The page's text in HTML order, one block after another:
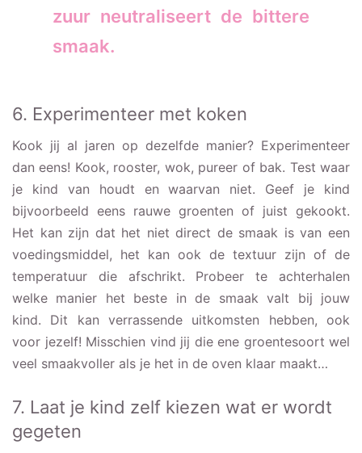
zuur neutraliseert de bittere
smaak.
6. Experimenteer met koken
Kook jij al jaren op dezelfde manier? Experimenteer
dan eens! Kook, rooster, wok, pureer of bak. Test waar
je kind van houdt en waarvan niet. Geef je kind
bijvoorbeeld eens rauwe groenten of juist gekookt.
Het kan zijn dat het niet direct de smaak is van een
voedingsmiddel, het kan ook de textuur zijn of de
temperatuur die afschrikt. Probeer te achterhalen
welke manier het beste in de smaak valt bij jouw
kind. Dit kan verrassende uitkomsten hebben, ook
voor jezelf! Misschien vind jij die ene groentesoort wel
veel smaakvoller als je het in de oven klaar maakt…
7. Laat je kind zelf kiezen wat er wordt
gegeten